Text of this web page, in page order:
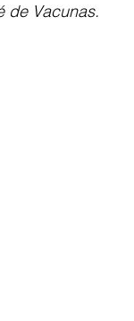
de Vacunas.